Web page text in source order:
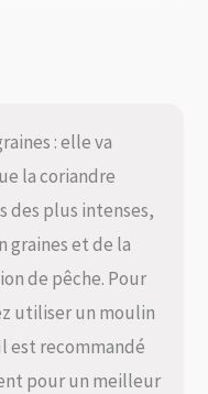
: elle va
la coriandre
des plus intenses,
graines et de la
de pêche. Pour
utiliser un moulin
est recommandé
pour un meilleur